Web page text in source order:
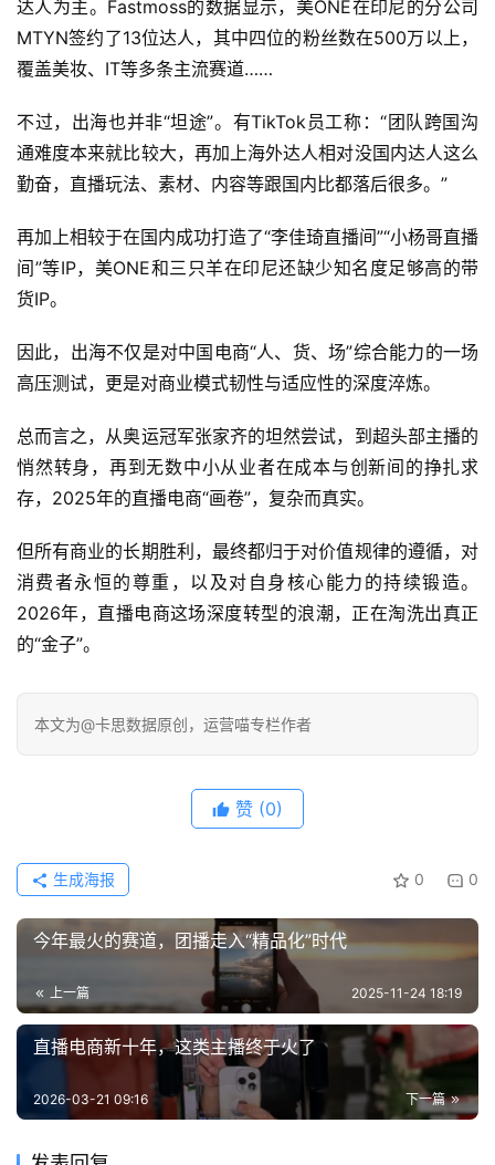
达人为主。Fastmoss的数据显示，美ONE在印尼的分公司
MTYN签约了13位达人，其中四位的粉丝数在500万以上，
覆盖美妆、IT等多条主流赛道……
不过，出海也并非“坦途”。有TikTok员工称：“团队跨国沟
通难度本来就比较大，再加上海外达人相对没国内达人这么
勤奋，直播玩法、素材、内容等跟国内比都落后很多。”
再加上相较于在国内成功打造了“李佳琦直播间”“小杨哥直播
间”等IP，美ONE和三只羊在印尼还缺少知名度足够高的带
货IP。
因此，出海不仅是对中国电商“人、货、场”综合能力的一场
高压测试，更是对商业模式韧性与适应性的深度淬炼。
总而言之，从奥运冠军张家齐的坦然尝试，到超头部主播的
悄然转身，再到无数中小从业者在成本与创新间的挣扎求
存，2025年的直播电商“画卷”，复杂而真实。
但所有商业的长期胜利，最终都归于对价值规律的遵循，对
消费者永恒的尊重，以及对自身核心能力的持续锻造。
2026年，直播电商这场深度转型的浪潮，正在淘洗出真正
的“金子”。
本文为@卡思数据原创，运营喵专栏作者
赞 (0)
0 0
生成海报
今年最火的赛道，团播走入“精品化”时代
上一篇 2025-11-24 18:19
直播电商新十年，这类主播终于火了
下一篇
2026-03-21 09:16